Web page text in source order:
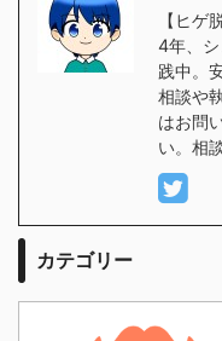
【ヒゲ
4年、
践中。
相談や
はお問
い。相
カテゴリー